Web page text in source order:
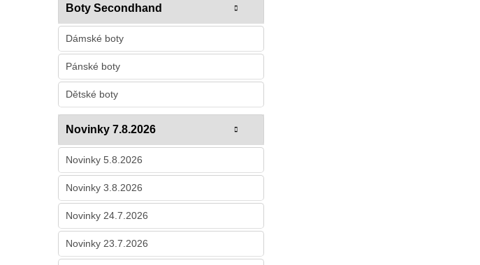
Boty Secondhand
Dámské boty
Pánské boty
Dětské boty
Novinky 7.8.2026
Novinky 5.8.2026
Novinky 3.8.2026
Novinky 24.7.2026
Novinky 23.7.2026